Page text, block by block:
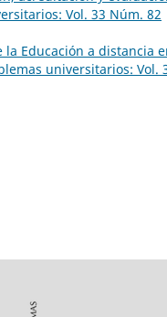
Vol. 33 Núm. 82
Educación a distancia
universitarios: Vol.